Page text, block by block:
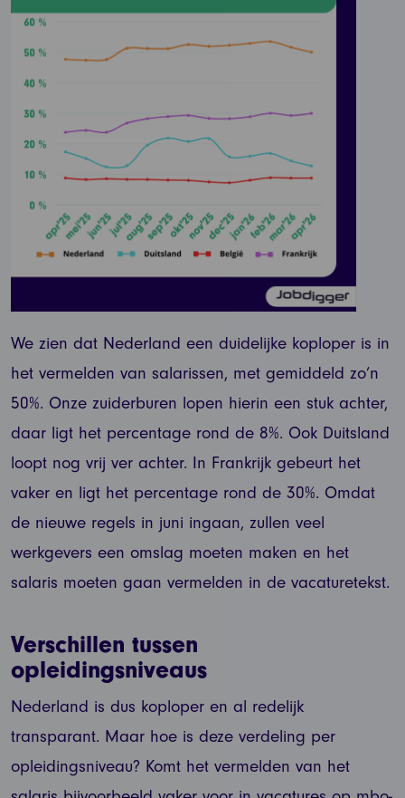
We zien dat Nederland een duidelijke koploper is in
het vermelden van salarissen, met gemiddeld zo’n
50%. Onze zuiderburen lopen hierin een stuk achter,
daar ligt het percentage rond de 8%. Ook Duitsland
loopt nog vrij ver achter. In Frankrijk gebeurt het
vaker en ligt het percentage rond de 30%. Omdat
de nieuwe regels in juni ingaan, zullen veel
werkgevers een omslag moeten maken en het
salaris moeten gaan vermelden in de vacaturetekst.
Verschillen tussen
opleidingsniveaus
Nederland is dus koploper en al redelijk
transparant. Maar hoe is deze verdeling per
opleidingsniveau? Komt het vermelden van het